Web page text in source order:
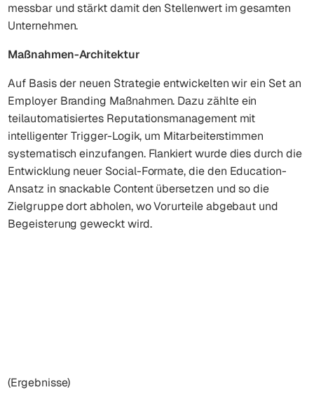
messbar und stärkt damit den Stellenwert im gesamten
Unternehmen.
Maßnahmen-Architektur
Auf Basis der neuen Strategie entwickelten wir ein Set an
Employer Branding Maßnahmen. Dazu zählte ein
teilautomatisiertes Reputationsmanagement mit
intelligenter Trigger-Logik, um Mitarbeiterstimmen
systematisch einzufangen. Flankiert wurde dies durch die
Entwicklung neuer Social-Formate, die den Education-
Ansatz in snackable Content übersetzen und so die
Zielgruppe dort abholen, wo Vorurteile abgebaut und
Begeisterung geweckt wird.
(Ergebnisse)